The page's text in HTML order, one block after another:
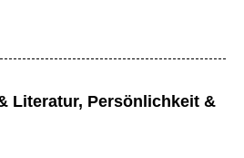
Literatur, Persönlichkeit &